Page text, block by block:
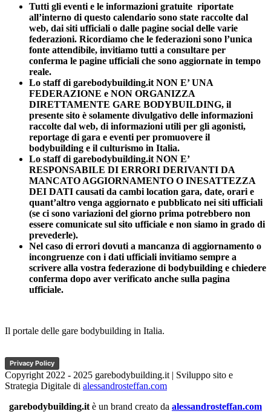
Tutti gli eventi e le informazioni gratuite riportate
all’interno di questo calendario sono state raccolte dal
web, dai siti ufficiali o dalle pagine social delle varie
federazioni. Ricordiamo che le federazioni sono l’unica
fonte attendibile, invitiamo tutti a consultare per
conferma le pagine ufficiali che sono aggiornate in tempo
reale.
Lo staff di garebodybuilding.it NON E’ UNA
FEDERAZIONE e NON ORGANIZZA
DIRETTAMENTE GARE BODYBUILDING, il
presente sito è solamente divulgativo delle informazioni
raccolte dal web, di informazioni utili per gli agonisti,
reportage di gara e eventi per promuovere il
bodybuilding e il culturismo in Italia.
Lo staff di garebodybuilding.it NON E’
RESPONSABILE DI ERRORI DERIVANTI DA
MANCATO AGGIORNAMENTO O INESATTEZZA
DEI DATI causati da cambi location gara, date, orari e
quant’altro venga aggiornato e pubblicato nei siti ufficiali
(se ci sono variazioni del giorno prima potrebbero non
essere comunicate sul sito ufficiale e non siamo in grado di
prevederle).
Nel caso di errori dovuti a mancanza di aggiornamento o
incongruenze con i dati ufficiali invitiamo sempre a
scrivere alla vostra federazione di bodybuilding e chiedere
conferma dopo aver verificato anche sulla pagina
ufficiale.
Il portale delle gare bodybuilding in Italia.
Privacy Policy
Copyright 2022 - 2025 garebodybuilding.it | Sviluppo sito e
Strategia Digitale di alessandrosteffan.com
garebodybuilding.it è un brand creato da alessandrosteffan.com